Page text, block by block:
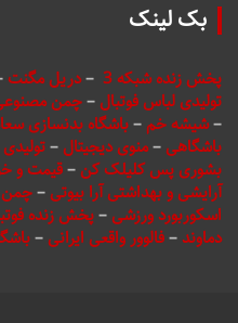
بک لینک
پخش زنده شبکه 3 –دریل مگنت
تولیدی لباس فوتبال –چمن
–شیشه خم–باشگاه بدنسازی
باشگاهی –منوی دیجیتال –
بشوری پس کلیلک کن –قیمت و
آرایشی و بهداشتی آرا بیوتی –چمن
اسکوربورد ورزشی –پخش زنده
دماوند–فالوور واقعی ایرانی –